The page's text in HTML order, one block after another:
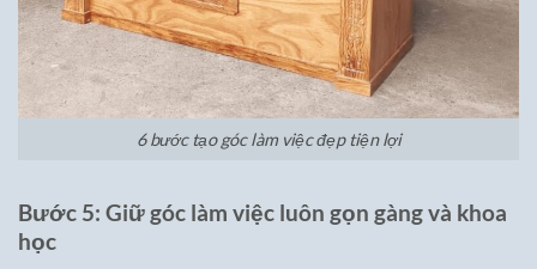
6 bước tạo góc làm việc đẹp tiện lợi
Bước 5: Giữ góc làm việc luôn gọn gàng và khoa
học